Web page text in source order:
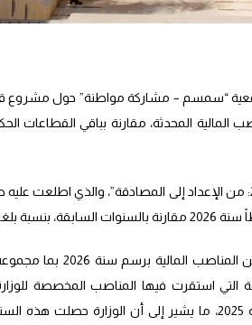
المالية المحدثة، مقارنة بباقي القطاعات
وأوضح التقرير، المعنون بـ”قانون المالية 2026: من الإعداد إلى
في المائة.